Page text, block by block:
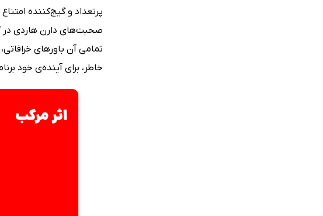
پرتعداد و گیج‌کننده
صحبت‌های دارن هاردی در
تمامی آن باورهای
خاطر، برای آینده‌ی خود